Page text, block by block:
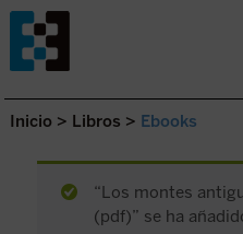
Saltar al contenido.
Inicio > Libros > Ebooks
“Los montes
(pdf)” se ha